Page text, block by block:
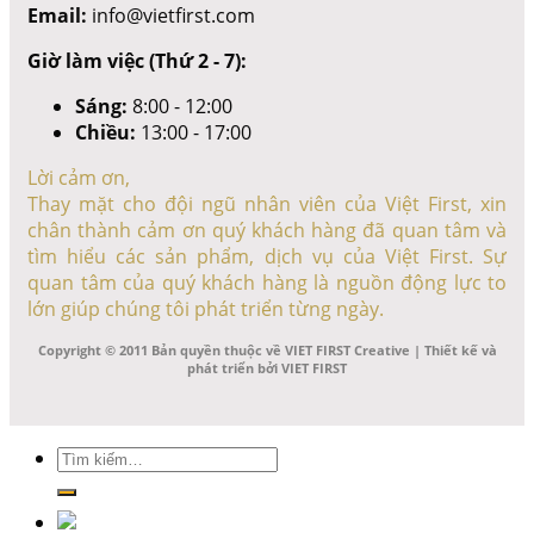
Email: info@vietfirst.com
Giờ làm việc (Thứ 2 - 7):
Sáng: 8:00 - 12:00
Chiều: 13:00 - 17:00
Lời cảm ơn,
Thay mặt cho đội ngũ nhân viên của Việt First, xin
chân thành cảm ơn quý khách hàng đã quan tâm và
tìm hiểu các sản phẩm, dịch vụ của Việt First. Sự
quan tâm của quý khách hàng là nguồn động lực to
lớn giúp chúng tôi phát triển từng ngày.
Copyright © 2011 Bản quyền thuộc về VIET FIRST Creative | Thiết kế và
phát triển bởi VIET FIRST
Tìm
kiếm: